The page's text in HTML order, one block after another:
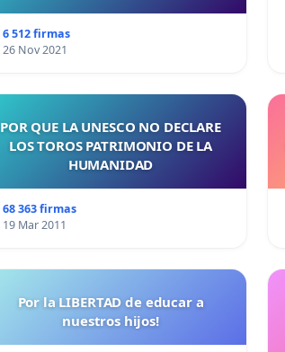
6 512 firmas
26 Nov 2021
POR QUE LA UNESCO NO DECLARE
LOS TOROS PATRIMONIO DE LA
HUMANIDAD
68 363 firmas
19 Mar 2011
Por la LIBERTAD de educar a
nuestros hijos!